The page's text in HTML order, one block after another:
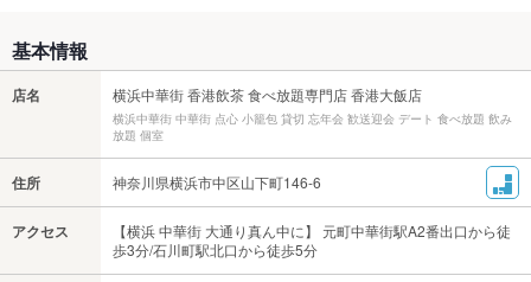
基本情報
店名 横浜中華街 香港飲茶 食べ放題専門店 香港大飯店
横浜中華街 中華街 点心 小籠包 貸切 忘年会 歓送迎会 デート 食べ放題 飲み
放題 個室
住所 神奈川県横浜市中区山下町146-6
アクセス
【横浜 中華街 大通り真ん中に】 元町中華街駅A2番出口から徒
歩3分/石川町駅北口から徒歩5分